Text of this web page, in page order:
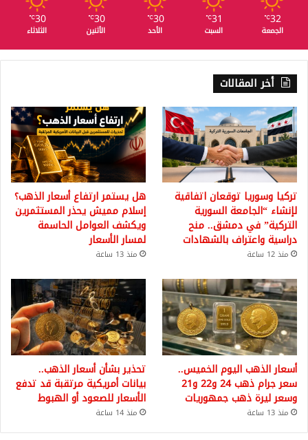
32
℃
الجمعة
31
℃
السبت
30
℃
الأحد
30
℃
الأثنين
30
℃
الثلاثاء
أخر المقالات
تركيا وسوريا توقعان اتفاقية
لإنشاء “الجامعة السورية
التركية” في دمشق.. منح
دراسية واعتراف بالشهادات
منذ 12 ساعة
هل يستمر ارتفاع أسعار الذهب؟
إسلام مميش يحذر المستثمرين
ويكشف العوامل الحاسمة
لمسار الأسعار
منذ 13 ساعة
أسعار الذهب اليوم الخميس..
سعر جرام ذهب 24 و22 و21
وسعر ليرة ذهب جمهوريات
منذ 13 ساعة
تحذير بشأن أسعار الذهب..
بيانات أمريكية مرتقبة قد تدفع
الأسعار للصعود أو الهبوط
منذ 14 ساعة